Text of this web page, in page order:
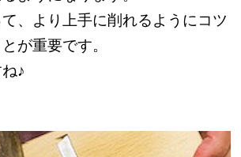
、より上手に削れるようにコツ
が重要です。
♪